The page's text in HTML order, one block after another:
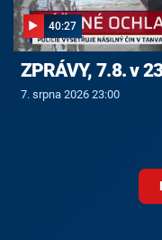
40:27
ZPRÁVY, 7.8. v
7. srpna 2026 23:00